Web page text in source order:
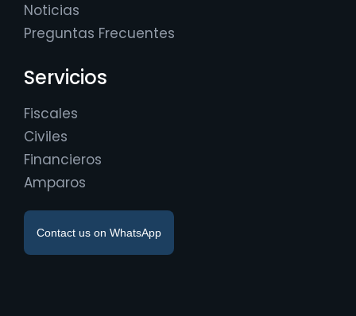
Noticias
Preguntas Frecuentes
Servicios
Fiscales
Civiles
Financieros
Amparos
Contact us on WhatsApp